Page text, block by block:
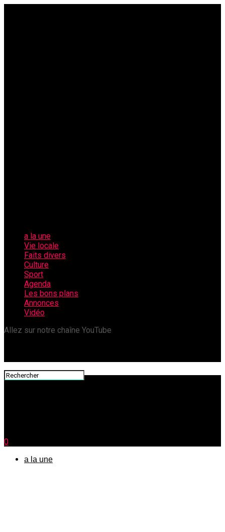
a la une
Vie locale
Faits divers
Culture
Sport
Agenda
Les bons plans
Annonces
Vidéo
Allez sur notre chaîne YouTube
0
a la une